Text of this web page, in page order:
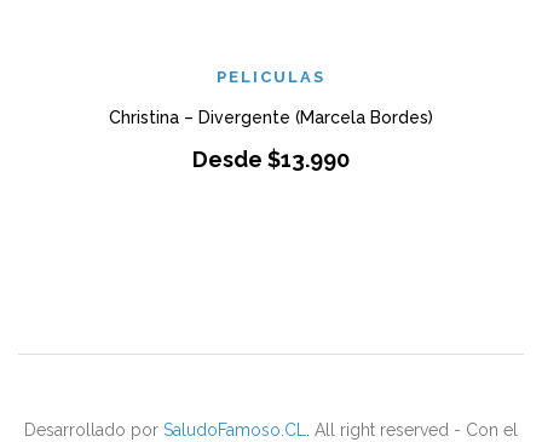
PELICULAS
Christina – Divergente (Marcela Bordes)
Desde $13.990
Desarrollado por SaludoFamoso.CL . All right reserved - Con el